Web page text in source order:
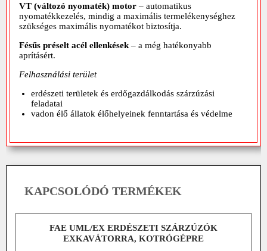
VT (változó nyomaték) motor – automatikus
nyomatékkezelés, mindig a maximális termelékenységhez
szükséges maximális nyomatékot biztosítja.
Fésűs préselt acél ellenkések – a még hatékonyabb
aprításért.
Felhasználási terület
erdészeti területek és erdőgazdálkodás szárzúzási
feladatai
vadon élő állatok élőhelyeinek fenntartása és védelme
KAPCSOLÓDÓ TERMÉKEK
FAE UML/EX ERDÉSZETI SZÁRZÚZÓK
EXKAVÁTORRA, KOTRÓGÉPRE